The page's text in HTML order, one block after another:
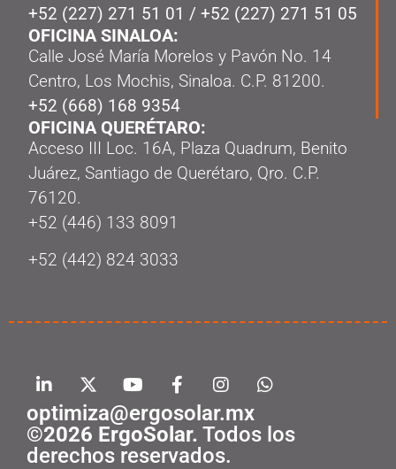
+52 (227) 271 51 01 / +52 (227) 271 51 05
OFICINA SINALOA:
Calle José María Morelos y Pavón No. 14
Centro, Los Mochis, Sinaloa. C.P. 81200.
+52 (668) 168 9354
OFICINA QUERÉTARO:
Acceso III Loc. 16A, Plaza Quadrum, Benito
Juárez, Santiago de Querétaro, Qro. C.P.
76120.
‭+52 (446) 133 8091‬
+52 (442) 824 3033
optimiza@ergosolar.mx
©2026 ErgoSolar. Todos los
derechos reservados.